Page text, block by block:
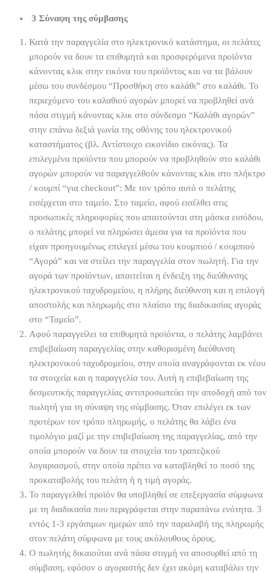
3 Σύναψη της σύμβασης
Κατά την παραγγελία στο ηλεκτρονικό κατάστημα, οι πελάτες
μπορούν να δουν τα επιθυμητά και προσφερόμενα προϊόντα
κάνοντας κλικ στην εικόνα του προϊόντος και να τα βάλουν
μέσω του συνδέσμου “Προσθήκη στο καλάθι” στο καλάθι. Το
περιεχόμενο του καλαθιού αγορών μπορεί να προβληθεί ανά
πάσα στιγμή κάνοντας κλικ στο σύνδεσμο “Καλάθι αγορών”
στην επάνω δεξιά γωνία της οθόνης του ηλεκτρονικού
καταστήματος (βλ. Αντίστοιχο εικονίδιο εικόνας). Τα
επιλεγμένα προϊόντα που μπορούν να προβληθούν στο καλάθι
αγορών μπορούν να παραγγελθούν κάνοντας κλικ στο πλήκτρο
/ κουμπί “για checkout”: Με τον τρόπο αυτό ο πελάτης
εισέρχεται στο ταμείο. Στο ταμείο, αφού εισέλθει στις
προσωπικές πληροφορίες που απαιτούνται στη μάσκα εισόδου,
ο πελάτης μπορεί να πληρώσει άμεσα για τα προϊόντα που
είχαν προηγουμένως επιλεγεί μέσω του κουμπιού / κουμπιού
“Αγορά” και να στείλει την παραγγελία στον πωλητή. Για την
αγορά των προϊόντων, απαιτείται η ένδειξη της διεύθυνσης
ηλεκτρονικού ταχυδρομείου, η πλήρης διεύθυνση και η επιλογή
αποστολής και πληρωμής στο πλαίσιο της διαδικασίας αγοράς
στο “Ταμείο”.
Αφού παραγγείλει τα επιθυμητά προϊόντα, ο πελάτης λαμβάνει
επιβεβαίωση παραγγελίας στην καθορισμένη διεύθυνση
ηλεκτρονικού ταχυδρομείου, στην οποία αναγράφονται εκ νέου
τα στοιχεία και η παραγγελία του. Αυτή η επιβεβαίωση της
δεσμευτικής παραγγελίας αντιπροσωπεύει την αποδοχή από τον
πωλητή για τη σύναψη της σύμβασης. Όταν επιλέγει εκ των
προτέρων τον τρόπο πληρωμής, ο πελάτης θα λάβει ένα
τιμολόγιο μαζί με την επιβεβαίωση της παραγγελίας, από την
οποία μπορούν να δουν τα στοιχεία του τραπεζικού
λογαριασμού, στην οποία πρέπει να καταβληθεί το ποσό της
προκαταβολής του πελάτη ή η τιμή αγοράς.
Το παραγγελθεί προϊόν θα υποβληθεί σε επεξεργασία σύμφωνα
με τη διαδικασία που περιγράφεται στην παραπάνω ενότητα. 3
εντός 1-3 εργάσιμων ημερών από την παραλαβή της πληρωμής
στον πελάτη σύμφωνα με τους ακόλουθους όρους.
Ο πωλητής δικαιούται ανά πάσα στιγμή να αποσυρθεί από τη
σύμβαση, εφόσον ο αγοραστής δεν έχει ακόμη καταβάλει την